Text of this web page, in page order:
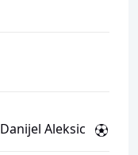
Danijel Aleksic